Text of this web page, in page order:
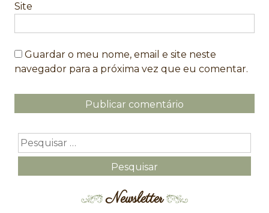
Site
Guardar o meu nome, email e site neste
navegador para a próxima vez que eu comentar.
Newsletter